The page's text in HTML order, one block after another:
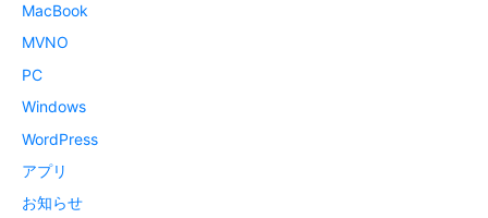
MacBook
MVNO
PC
Windows
WordPress
アプリ
お知らせ